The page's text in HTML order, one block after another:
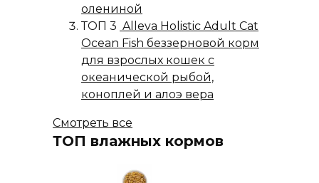
олениной
ТОП 3 Alleva Holistic Adult Cat
Ocean Fish беззерновой корм
для взрослых кошек с
океанической рыбой,
коноплей и алоэ вера
Смотреть все
ТОП влажных кормов